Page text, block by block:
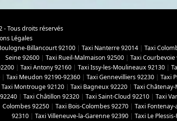
Tous droits réservés
Légales
Billancourt 92100 | Taxi Nanterre 92014 | Taxi
Seine 92600 | Taxi Rueil-Malmaison 92500 | Taxi Courbevoie
| Taxi Antony 92160 | Taxi Issy-les-Moulineaux 92130 |
| Taxi Meudon 92190-92360 | Taxi Gennevilliers 92230 | Taxi
Taxi Montrouge 92120 | Taxi Bagneux 92220 | Taxi
92240 | Taxi Châtillon 92320 | Taxi Saint-Cloud 92210 | Taxi
Colombes 92250 | Taxi Bois-Colombes 92270 | Taxi
92310 | Taxi Villeneuve-la-Garenne 92390 | Taxi Le